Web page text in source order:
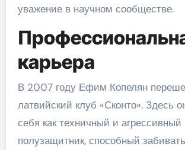
уважение в научном сообществе.
карьера
В 2007 году Ефим Копелян
латвийский клуб «Сконто». Здесь
себя как техничный и агрессивный
полузащитник, способный